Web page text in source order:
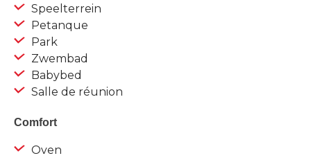
Speelterrein
Petanque
Park
Zwembad
Babybed
Salle de réunion
Comfort
Oven